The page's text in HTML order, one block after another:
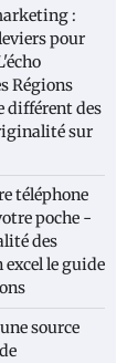
:
pour
Régions
différent des
sur
téléphone
poche -
des
le guide
source